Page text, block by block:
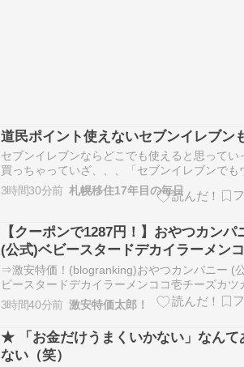
道民ポイント使えないセブンイレブン
セブンイレブンならどこでも使えると思ってい
買っちゃっていざ、、、「セブンイレブンでも
は使えません」だとバーモントのレトルトカレ
か国稀とかいつ
3時間30分前 札幌移住17年目の毎日
【クーポンで1287円！】おやつカンパ
(公式)ベビースタードデカイラーメン
チーズカツカレー味 60g×12袋が激安
⇒激安特価！(blogranking)おやつカンパニー (
ビースタードデカイラーメンココ壱チーズカツ
味 60g×12袋が激安特価！1814円！さらに29％
ーポン！（記事作成時点の価格）※プライム会
ァミリー、スチューデント含む）なら配送料無
ライム会…
3時間40分前 激安特価太郎！
★ 「お金だけうまくいかない」なんて
ない（笑）